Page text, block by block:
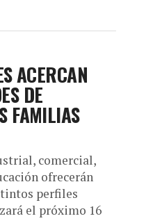
ACERCAN
DE
FAMILIAS
comercial,
ofrecerán
perfiles
el próximo 16